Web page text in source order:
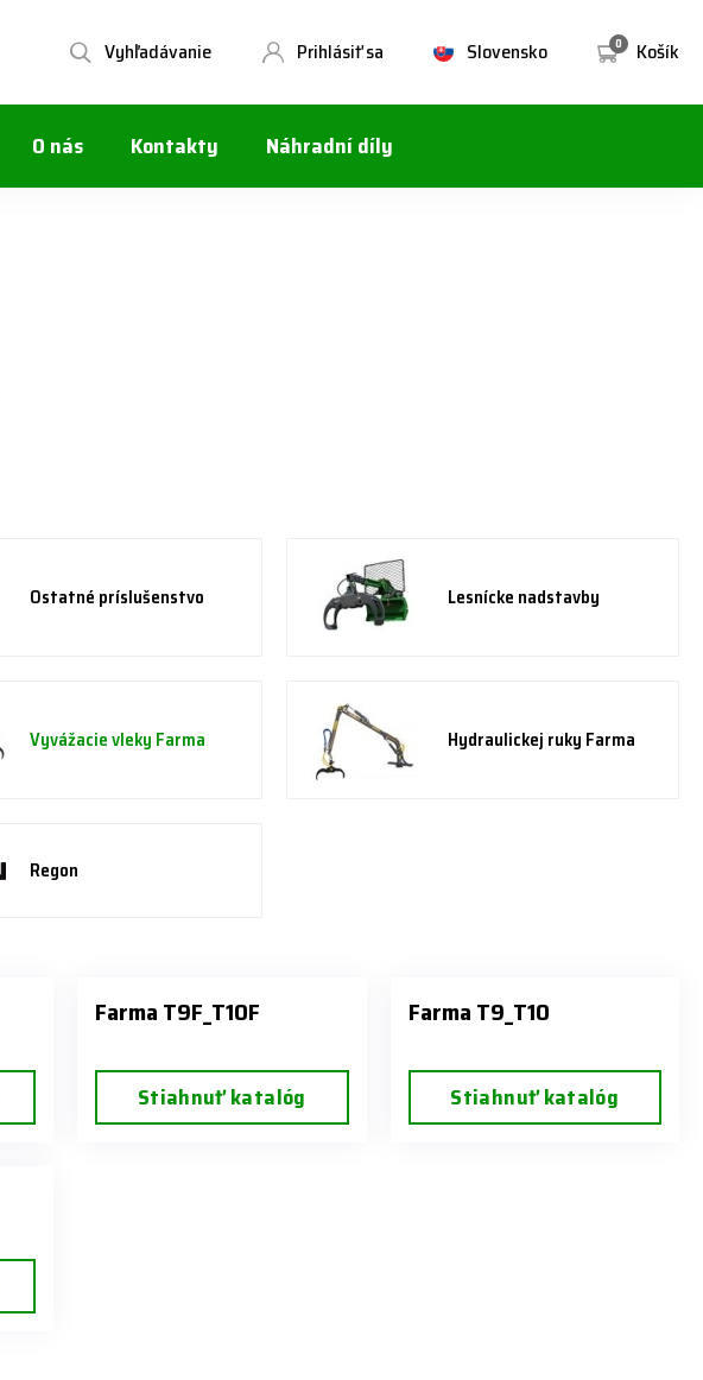
0 Košík
Slovensko
Prihlásiť sa
Vyhľadávanie
O nás Kontakty Náhradní díly
Ostatné príslušenstvo Lesnícke nadstavby
Vyvážacie vleky Farma Hydraulickej ruky Farma
Regon
Farma T9F_T10F
Stiahnuť katalóg
Farma T9_T10
Stiahnuť katalóg